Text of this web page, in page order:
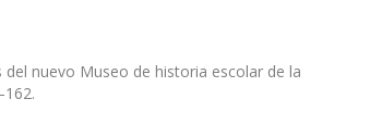
nuevo Museo de historia escolar de la